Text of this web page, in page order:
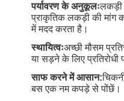
पर्यावरण के अनुकूलःलकड़ी
प्राकृतिक लकड़ी की मांग
में मदद करता है।
स्थायित्वःअच्छी मौसम
या सड़ने के लिए प्रतिरोधी
साफ करने में आसान:
बस एक नम कपड़े से पोंछें।